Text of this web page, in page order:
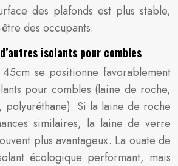
des plafonds est plus stable,
des occupants.
isolants pour combles
se positionne favorablement
pour combles (laine de roche,
polyuréthane). Si la laine de roche
similaires, la laine de verre
plus avantageux. La ouate de
écologique performant, mais